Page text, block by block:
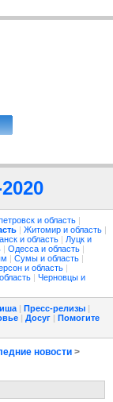
и область |
| Житомир и область |
и область | Луцк и
| Одесса и область |
| Сумы и область |
и область |
| Черновцы и
| Пресс-релизы |
| Досуг | Помогите
новости >